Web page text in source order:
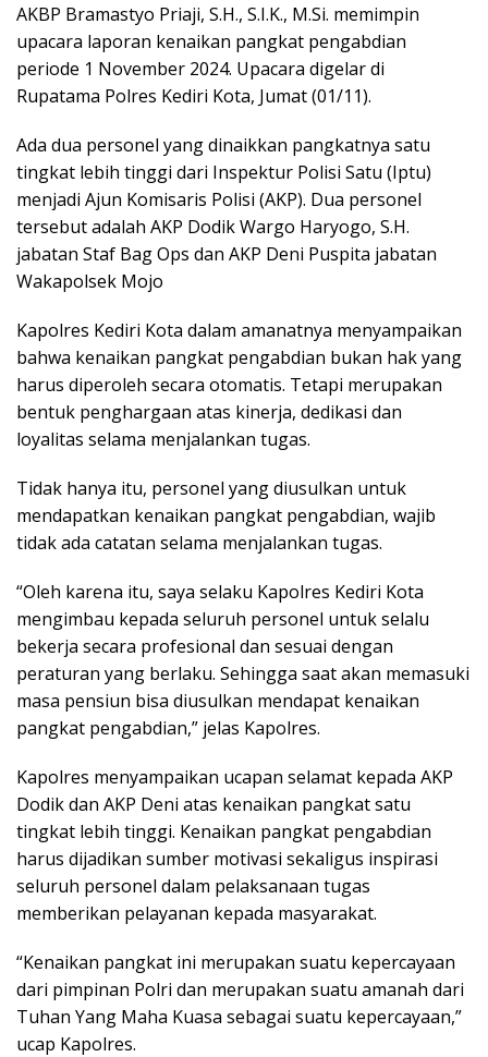
AKBP Bramastyo Priaji, S.H., S.I.K., M.Si. memimpin
upacara laporan kenaikan pangkat pengabdian
periode 1 November 2024. Upacara digelar di
Rupatama Polres Kediri Kota, Jumat (01/11).
Ada dua personel yang dinaikkan pangkatnya satu
tingkat lebih tinggi dari Inspektur Polisi Satu (Iptu)
menjadi Ajun Komisaris Polisi (AKP). Dua personel
tersebut adalah AKP Dodik Wargo Haryogo, S.H.
jabatan Staf Bag Ops dan AKP Deni Puspita jabatan
Wakapolsek Mojo
Kapolres Kediri Kota dalam amanatnya menyampaikan
bahwa kenaikan pangkat pengabdian bukan hak yang
harus diperoleh secara otomatis. Tetapi merupakan
bentuk penghargaan atas kinerja, dedikasi dan
loyalitas selama menjalankan tugas.
Tidak hanya itu, personel yang diusulkan untuk
mendapatkan kenaikan pangkat pengabdian, wajib
tidak ada catatan selama menjalankan tugas.
“Oleh karena itu, saya selaku Kapolres Kediri Kota
mengimbau kepada seluruh personel untuk selalu
bekerja secara profesional dan sesuai dengan
peraturan yang berlaku. Sehingga saat akan memasuki
masa pensiun bisa diusulkan mendapat kenaikan
pangkat pengabdian,” jelas Kapolres.
Kapolres menyampaikan ucapan selamat kepada AKP
Dodik dan AKP Deni atas kenaikan pangkat satu
tingkat lebih tinggi. Kenaikan pangkat pengabdian
harus dijadikan sumber motivasi sekaligus inspirasi
seluruh personel dalam pelaksanaan tugas
memberikan pelayanan kepada masyarakat.
“Kenaikan pangkat ini merupakan suatu kepercayaan
dari pimpinan Polri dan merupakan suatu amanah dari
Tuhan Yang Maha Kuasa sebagai suatu kepercayaan,”
ucap Kapolres.